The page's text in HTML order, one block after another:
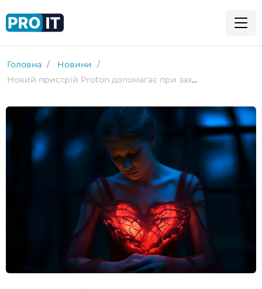
Головна
Новини
Новий пристрій Proton допомагає при захворюваннях нирок і знижує ризик розвитку серцевої недостатності